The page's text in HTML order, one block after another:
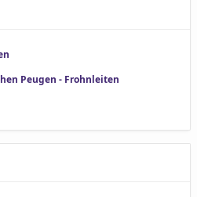
Peugen - Frohnleiten